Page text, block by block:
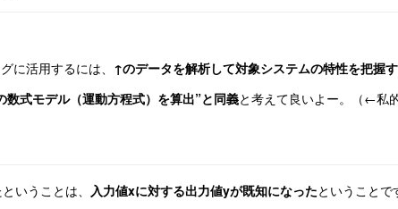
に活用するには、 ↑のデータを解析して対象システムの特性を把握す
式モデル（運動方程式）を算出”と同義と考えて良いよー。（←私的
いうことは、 入力値xに対する出力値yが既知になったということで